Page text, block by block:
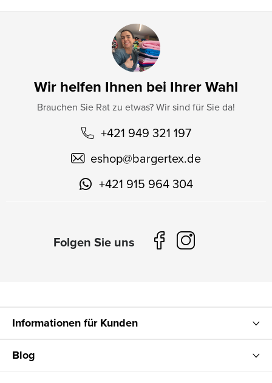
Wir helfen Ihnen bei Ihrer Wahl
Brauchen Sie Rat zu etwas? Wir sind für Sie da!
+421 949 321 197
eshop@bargertex.de
+421 915 964 304
Informationen für Kunden
Blog